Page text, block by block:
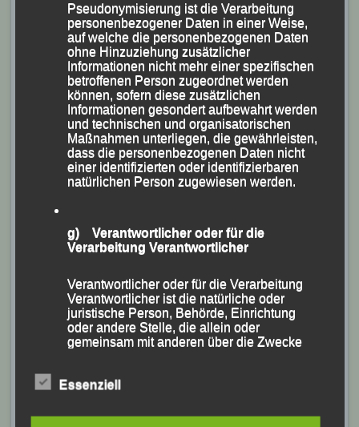
Die „LG-Oldies“
Sp4ort Bericht
Pseudonymisierung ist die Verarbeitung
personenbezogener Daten in einer Weise,
auf welche die personenbezogenen Daten
ohne Hinzuziehung zusätzlicher
Informationen nicht mehr einer spezifischen
betroffenen Person zugeordnet werden
können, sofern diese zusätzlichen
Informationen gesondert aufbewahrt werden
und technischen und organisatorischen
Maßnahmen unterliegen, die gewährleisten,
dass die personenbezogenen Daten nicht
einer identifizierten oder identifizierbaren
natürlichen Person zugewiesen werden.
g) Verantwortlicher oder für die
Verarbeitung Verantwortlicher
Verantwortlicher oder für die Verarbeitung
Verantwortlicher ist die natürliche oder
juristische Person, Behörde, Einrichtung
oder andere Stelle, die allein oder
gemeinsam mit anderen über die Zwecke
Sind die Zwecke und Mittel dieser
das Recht der Mitgliedstaaten vorgegeben,
Essenziell